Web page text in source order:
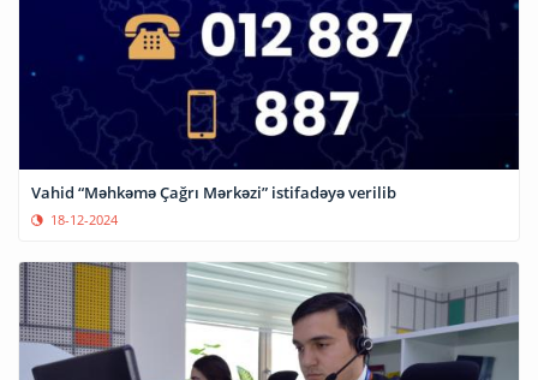
Vahid “Məhkəmə Çağrı Mərkəzi” istifadəyə verilib
18-12-2024